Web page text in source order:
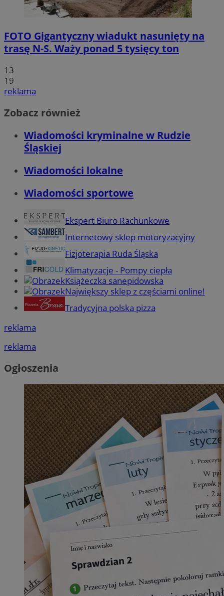
FOTO Gigantyczny wiadukt nasunięty na
trasę N-S. Waży ponad 5 tysięcy ton
13
19
reklama
Zobacz również
Wiadomości kryminalne w Rudzie
Śląskiej
Wiadomości lokalne
Wiadomości sportowe
Ekspert Biuro Rachunkowe
Internetowy sklep motoryzacyjny
Fizjoterapia Ruda Śląska
Klimatyzacje - Pompy ciepła
Książeczka sanepidowska
Największy sklep z częściami online!
Tradycyjna polska pizza
reklama
reklama
Ogłoszenia